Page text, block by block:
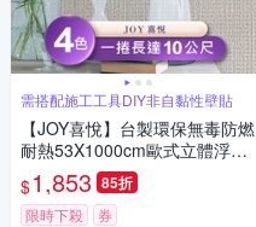
需搭配施工工具DIY非自黏性壁貼
【JOY喜悅】台製環保無毒防燃
耐熱53X1000cm歐式立體浮雕
壁紙/壁貼3捲
$1,853 85折
限時下殺 券